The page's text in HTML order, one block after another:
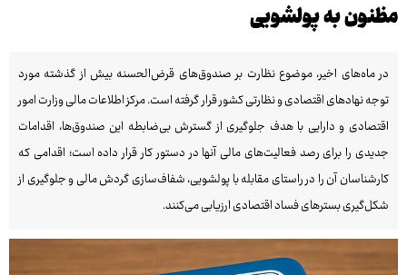
مظنون به پولشویی
در ماه‌های اخیر، موضوع نظارت بر صندوق‌های قرض‌الحسنه بیش از گذشته مورد
توجه نهادهای اقتصادی و نظارتی کشور قرار گرفته است. مرکز اطلاعات مالی وزارت امور
اقتصادی و دارایی با هدف جلوگیری از گسترش بی‌ضابطه این صندوق‌ها، اقدامات
جدیدی را برای رصد فعالیت‌های مالی آنها در دستور کار قرار داده است؛ اقدامی که
کارشناسان آن را در راستای مقابله با پولشویی، شفاف‌سازی گردش مالی و جلوگیری از
شکل‌گیری بسترهای فساد اقتصادی ارزیابی می‌کنند.